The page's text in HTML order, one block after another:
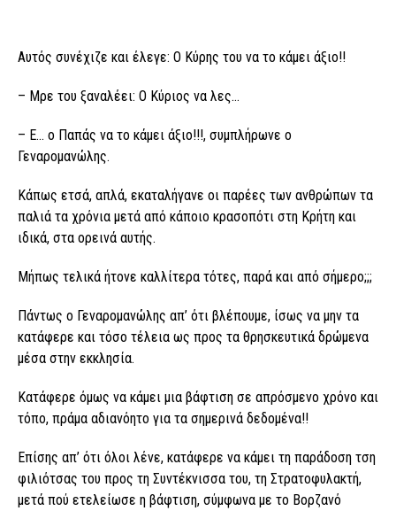
Αυτός συνέχιζε και έλεγε: Ο Κύρης του να το κάμει άξιο!!
– Μρε του ξαναλέει: Ο Κύριος να λες…
– Ε… ο Παπάς να το κάμει άξιο!!!, συμπλήρωνε ο
Γεναρομανώλης.
Κάπως ετσά, απλά, εκαταλήγανε οι παρέες των ανθρώπων τα
παλιά τα χρόνια μετά από κάποιο κρασοπότι στη Κρήτη και
ιδικά, στα ορεινά αυτής.
Μήπως τελικά ήτονε καλλίτερα τότες, παρά και από σήμερο;;;
Πάντως ο Γεναρομανώλης απ’ ότι βλέπουμε, ίσως να μην τα
κατάφερε και τόσο τέλεια ως προς τα θρησκευτικά δρώμενα
μέσα στην εκκλησία.
Κατάφερε όμως να κάμει μια βάφτιση σε απρόσμενο χρόνο και
τόπο, πράμα αδιανόητο για τα σημερινά δεδομένα!!
Επίσης απ’ ότι όλοι λένε, κατάφερε να κάμει τη παράδοση τση
φιλιότσας του προς τη Συντέκνισσα του, τη Στρατοφυλακτή,
μετά πού ετελείωσε η βάφτιση, σύμφωνα με το Βορζανό